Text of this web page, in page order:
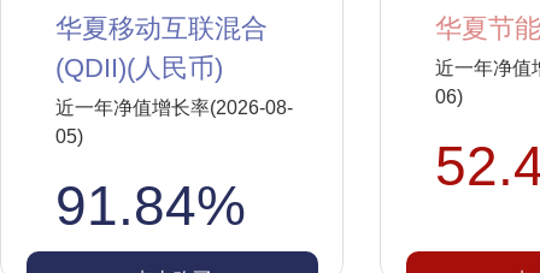
华夏移动互联混合
(QDII)(人民币)
近一年净值增长率(2026-08-
05)
91.84%
华夏节
近一年净值
06)